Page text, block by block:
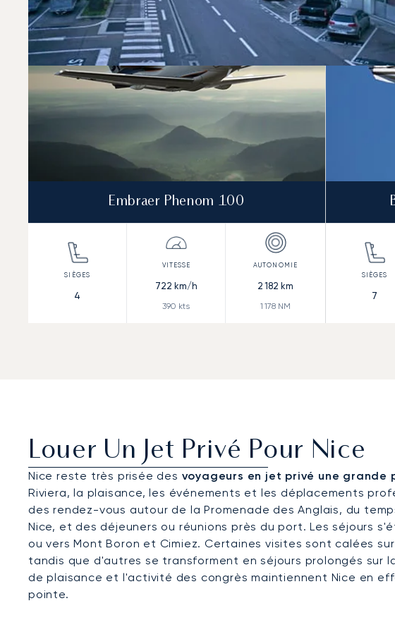
Autonomie (NM)
Embraer Phenom 100
4
722 km/h
390 kts
2 182 km
1 178 NM
7
Louer Un Jet Privé Pour Nice
Nice reste très prisée des voyageurs en jet privé une grande
Riviera, la plaisance, les événements et les déplacements
des rendez-vous autour de la Promenade des Anglais, du
Nice, et des déjeuners ou réunions près du port. Les séjours
ou vers Mont Boron et Cimiez. Certaines visites sont calées
tandis que d'autres se transforment en séjours prolongés sur
de plaisance et l'activité des congrès maintiennent Nice en
pointe.